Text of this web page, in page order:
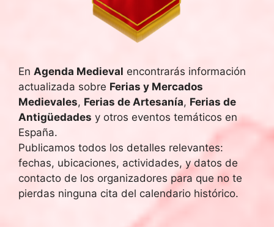
En Agenda Medieval encontrarás información
actualizada sobre Ferias y Mercados
Medievales, Ferias de Artesanía, Ferias de
Antigüedades y otros eventos temáticos en
España.
Publicamos todos los detalles relevantes:
fechas, ubicaciones, actividades, y datos de
contacto de los organizadores para que no te
pierdas ninguna cita del calendario histórico.